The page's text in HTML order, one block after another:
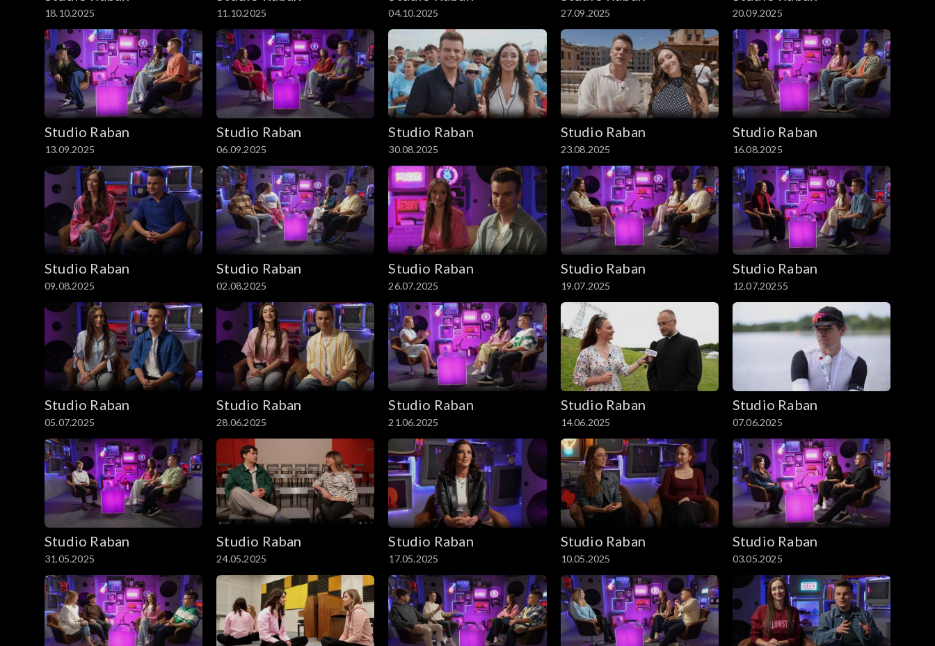
18.10.2025 11.10.2025 04.10.2025 27.09.2025 20.09.2025
Studio Raban
13.09.2025
Studio Raban
06.09.2025
Studio Raban
30.08.2025
Studio Raban
23.08.2025
Studio Raban
16.08.2025
Studio Raban
09.08.2025
Studio Raban
02.08.2025
Studio Raban
26.07.2025
Studio Raban
19.07.2025
Studio Raban
12.07.20255
Studio Raban
05.07.2025
Studio Raban
28.06.2025
Studio Raban
21.06.2025
Studio Raban
14.06.2025
Studio Raban
07.06.2025
Studio Raban
31.05.2025
Studio Raban
24.05.2025
Studio Raban
17.05.2025
Studio Raban
10.05.2025
Studio Raban
03.05.2025